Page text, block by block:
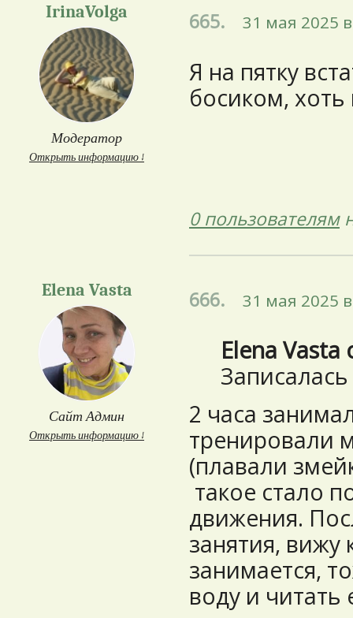
IrinaVolga
Модератор
Открыть информацию ↓
665. 31 мая 2025
Я на пятку
босиком, хоть
0 пользователям
Elena Vasta
Сайт Админ
Открыть информацию ↓
666. 31 мая 2025
Elena Vasta
2 часа
тренировали
(плавали
такое стало
движения.
занятия, вижу
занимается,
воду и читать